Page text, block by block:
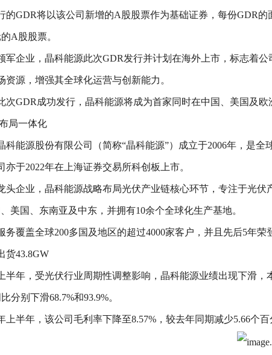
的GDR将以该公司新增的A股股票作为基础证券，每份GDR
A股股票。
军企业，晶科能源此次GDR发行并计划在海外上市，标志着
资源，增强其全球化运营与创新能力。
次GDR成功发行，晶科能源将成为首家同时在中国、美国及
局一体化
科能源股份有限公司（简称“晶科能源”）成立于2006年，是
于2022年在上海证券交易所科创板上市。
头企业，晶科能源战略布局光伏产业链核心环节，专注于光
美国、东南亚及中东，并拥有10余个全球化生产基地。
务覆盖全球200多国及地区的超过4000家客户，并且先后5年荣
货43.8GW
半年，受光伏行业周期性调整影响，晶科能源业绩出现下滑
分别下滑68.7%和93.9%。
上半年，该公司毛利率下降至8.57%，较去年同期减少5.66个